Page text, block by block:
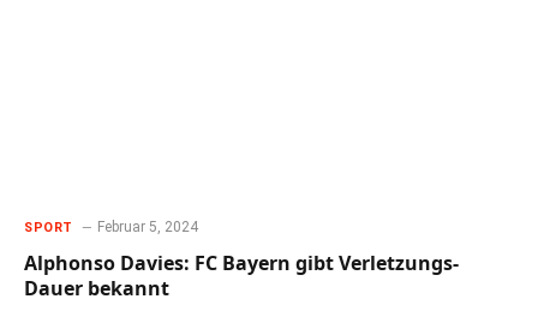
SPORT Februar 5, 2024
Alphonso Davies: FC Bayern gibt Verletzungs-
Dauer bekannt